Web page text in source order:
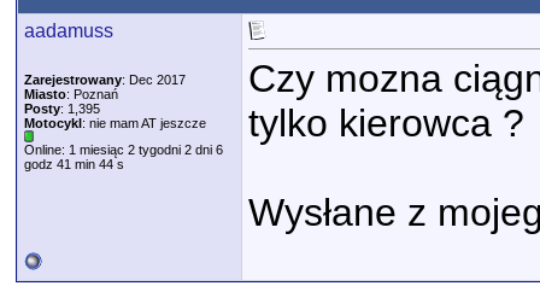
aadamuss
Zarejestrowany: Dec 2017
Miasto: Poznań
Posty: 1,395
Motocykl: nie mam AT jeszcze
Online: 1 miesiąc 2 tygodni 2 dni 6
godz 41 min 44 s
Czy mozna
tylko kierowca ?
Wysłane z